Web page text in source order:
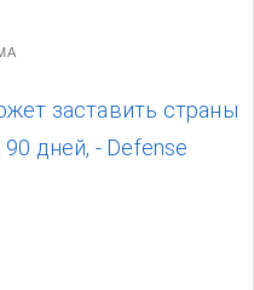
заставить страны
дней, - Defense